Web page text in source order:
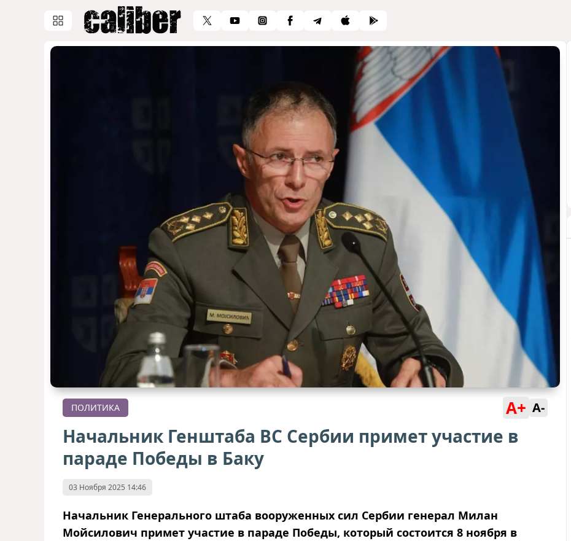
ПОЛИТИКА A+ A-
Начальник Генштаба ВС Сербии примет участие в
параде Победы в Баку
03 Ноября 2025 14:46
Начальник Генерального штаба вооруженных сил Сербии генерал Милан
Мойсилович примет участие в параде Победы, который состоится 8 ноября в